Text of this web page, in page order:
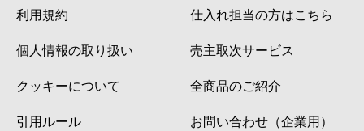
利用規約
個人情報の取り扱い
クッキーについて
引用ルール
仕入れ担当の方はこちら
売主取次サービス
全商品のご紹介
お問い合わせ（企業用）